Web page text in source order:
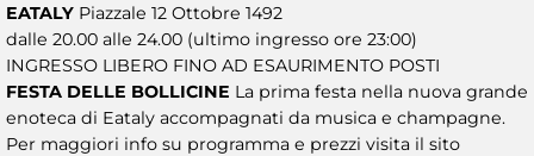
EATALY Piazzale 12 Ottobre 1492
dalle 20.00 alle 24.00 (ultimo ingresso ore 23:00)
INGRESSO LIBERO FINO AD ESAURIMENTO POSTI
FESTA DELLE BOLLICINE La prima festa nella nuova grande
enoteca di Eataly accompagnati da musica e champagne.
Per maggiori info su programma e prezzi visita il sito